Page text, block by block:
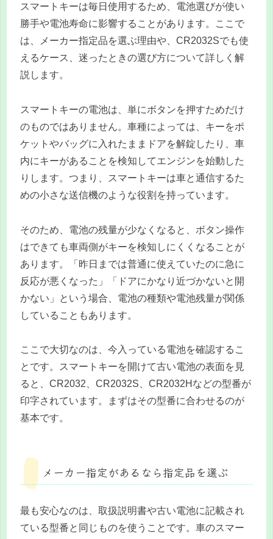
スマートキーは毎日使用するため、電池選びが使い
勝手や電池寿命に影響することがあります。ここで
は、メーカー指定品を選ぶ理由や、CR2032Sでも使
えるケース、迷ったときの選び方について詳しく解
説します。
スマートキーの電池は、単にボタンを押すためだけ
のものではありません。車種によっては、キーをポ
ケットやバッグに入れたままドアを解錠したり、車
内にキーがあることを検知してエンジンを始動した
りします。つまり、スマートキーは車と通信するた
めの小さな送信機のような役割を持っています。
そのため、電池の残量が少なくなると、ボタン操作
はできても車両側がキーを検知しにくくなることが
あります。「昨日までは普通に使えていたのに急に
反応が悪くなった」「ドアにかなり近づかないと開
かない」という場合、電池の種類や電池残量が関係
していることもあります。
ここで大切なのは、今入っている電池を確認するこ
とです。スマートキーを開けて古い電池の表面を見
ると、CR2032、CR2032S、CR2032Hなどの型番が
印字されています。まずはその型番に合わせるのが
基本です。
メーカー指定があるなら指定品を選ぶ
最も安心なのは、取扱説明書や古い電池に記載され
ている型番と同じものを使うことです。車のスマー